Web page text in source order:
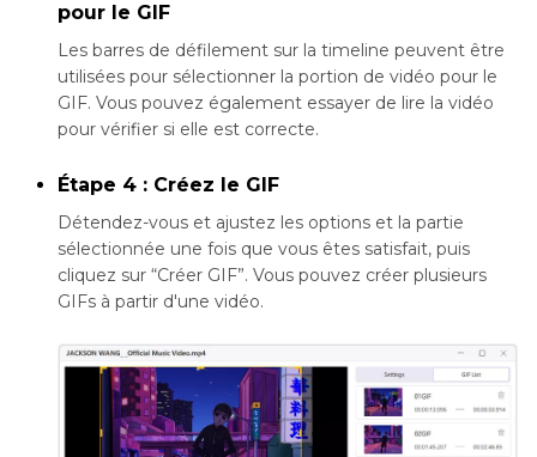
pour le GIF
Les barres de défilement sur la timeline peuvent être
utilisées pour sélectionner la portion de vidéo pour le
GIF. Vous pouvez également essayer de lire la vidéo
pour vérifier si elle est correcte.
Étape 4 : Créez le GIF
Détendez-vous et ajustez les options et la partie
sélectionnée une fois que vous êtes satisfait, puis
cliquez sur “Créer GIF”. Vous pouvez créer plusieurs
GIFs à partir d'une vidéo.